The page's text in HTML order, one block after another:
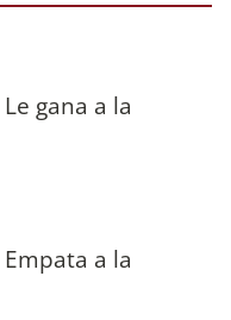
Le gana a la
Empata a la